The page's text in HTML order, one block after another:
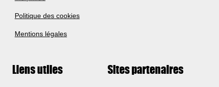
Politique des cookies
Mentions légales
Liens utiles Sites partenaires